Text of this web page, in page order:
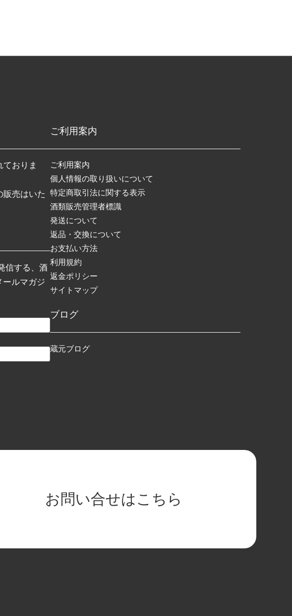
おりま
売はいた
信する、酒
ールマガジ
ご利用案内
ご利用案内
個人情報の取り扱いについて
特定商取引法に関する表示
酒類販売管理者標識
発送について
返品・交換について
お支払い方法
利用規約
返金ポリシー
サイトマップ
ブログ
蔵元ブログ
お問い合せはこちら